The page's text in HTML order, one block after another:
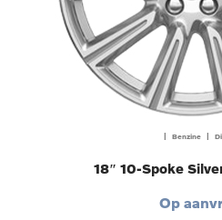
| Benzine |
18″ 10-Spoke
Op